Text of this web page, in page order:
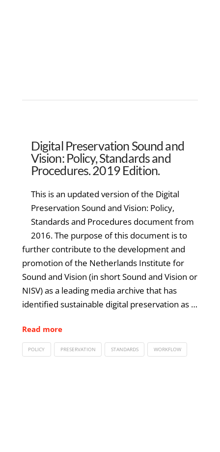
Digital Preservation Sound and
Vision: Policy, Standards and
Procedures. 2019 Edition.
This is an updated version of the Digital
Preservation Sound and Vision: Policy,
Standards and Procedures document from
2016. The purpose of this document is to
further contribute to the development and
promotion of the Netherlands Institute for
Sound and Vision (in short Sound and Vision or
NISV) as a leading media archive that has
identified sustainable digital preservation as …
Read more
POLICY PRESERVATION STANDARDS WORKFLOW